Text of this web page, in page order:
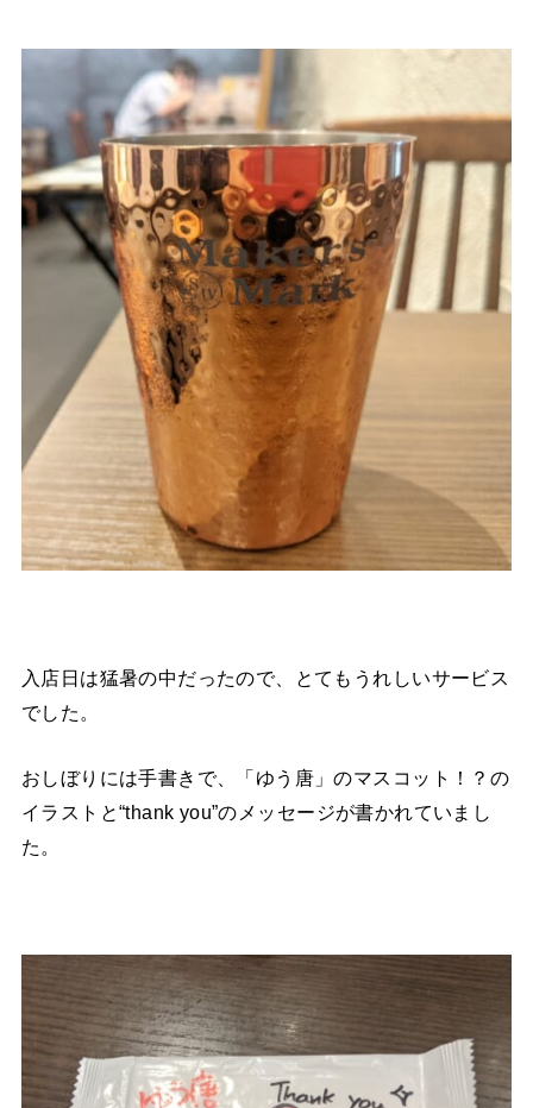
入店日は猛暑の中だったので、とてもうれしいサービス
でした。
おしぼりには手書きで、「ゆう唐」のマスコット！？の
イラストと“thank you”のメッセージが書かれていまし
た。